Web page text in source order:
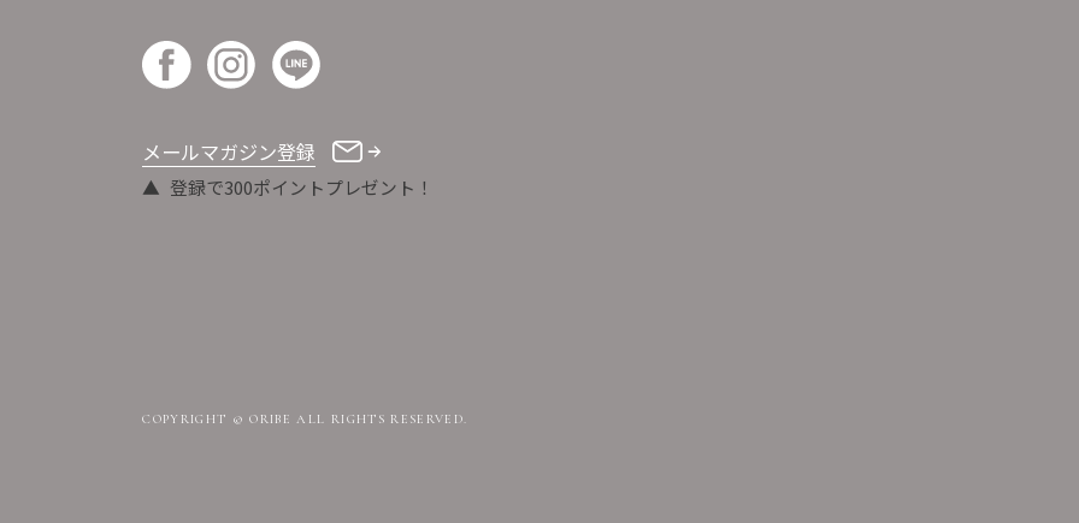
メールマガジン登録
登録で300ポイントプレゼント！
COPYRIGHT © ORIBE ALL RIGHTS RESERVED.